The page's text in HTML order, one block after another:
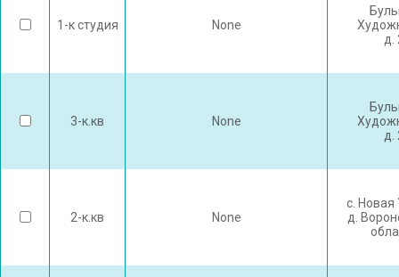
1-к студия None
д.
3-к.кв None
д.
2-к.кв None
с. Новая
д.